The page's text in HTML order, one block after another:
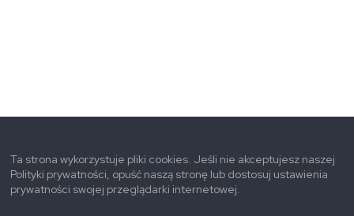
Ta strona wykorzystuje pliki cookies. Jeśli nie akceptujesz naszej
Polityki prywatności, opuść naszą stronę lub dostosuj ustawienia
prywatności swojej przeglądarki internetowej.